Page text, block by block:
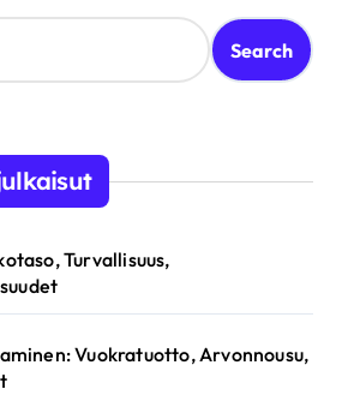
Turvallisuus,
Vuokratuotto, Arvonnousu,